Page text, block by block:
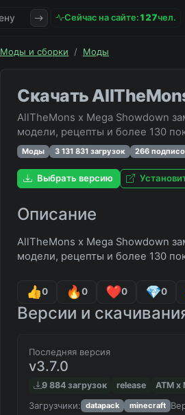
Сейчас на сайте: 1 27чел.
Моды и сборки / Моды
Скачать
AllTheMons x Mega Showdown
модели, рецепты и более 130
Моды 3 131 831 загрузок 266
Выбрать версию
Описание
AllTheMons x Mega Showdown
модели, рецепты и более 130
0 0 0 0
Версии и
Последняя версия
v3.7.0
9 884 загрузок release ATM x
Загрузчики: datapack minecraft